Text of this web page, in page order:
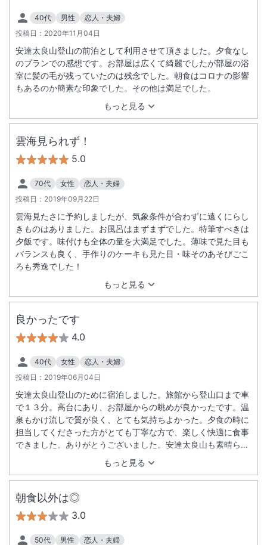
40代 男性
恋人・夫婦
投稿日： 2020年11月04日
もっと見る
安達太良山登山の前泊として利用させて頂きました。夕食なし
のプランでの感想です。お部屋は広くて綺麗でしたが部屋の浴
室に髪の毛が残っていたのは残念でした。朝食はコロナの影響
もあるのか簡素な印象でした。その他は満足でした。
雲海見られず！
5.0
70代 女性
恋人・夫婦
投稿日： 2019年09月22日
もっと見る
雲海見たさに予約しましたが、気象条件が合わずに遠くにらし
きものはありました。お風呂はまずまずでした。特筆すべきは
夕飯です。味付けも全体の量を大満足でした。薄味で見た目も
バランスも良く、手作りのケーキも見た目・味そのあそびごこ
ろも秀逸でした！
良かったです
4.0
40代 女性
恋人・夫婦
投稿日： 2019年06月04日
もっと見る
安達太良山登山のために宿泊しました。旅館から登山口まで車
で１３分。高台にあり、お部屋からの眺めが良かったです。温
泉もかけ流しで質が良く、とても気持ちよかった。夕食の時に
担当してくださった方がとても丁寧な方で、楽しく快適に食事
できました。ありがとうございました。安達太良山も素晴らし
い山でしたので、山も旅館も、また再訪したいです。
朝食以外は◎
3.0
50代 男性
恋人・夫婦